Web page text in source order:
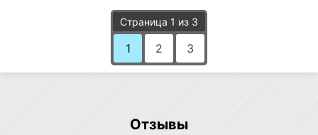
Страница 1 из 3
1 2 3
Отзывы